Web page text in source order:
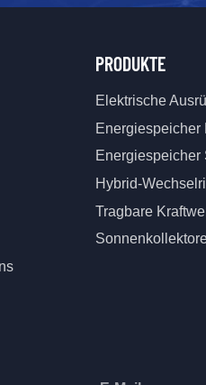
PRODUKTE
Elektrische
Energiespeicher
Energiespeicher
Hybrid-
Tragbare